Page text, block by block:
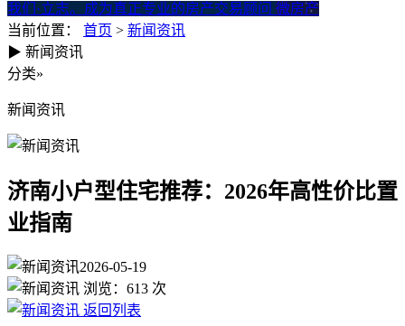
我们·立志。成为真正专业的房产交易顾问 微房产
当前位置： 首页 > 新闻资讯
济南小户型住宅推荐：2026年
▶ 新闻资讯
分类»
新闻资讯
济南小户型住宅推荐：2026年高性价比置
业指南
2026-05-19
浏览： 613 次
返回列表